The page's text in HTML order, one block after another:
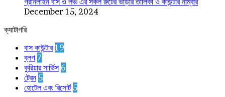
December 15, 2024
ক্যাটাগরি
বাস কাউন্টার 19
ব্লগ 7
কুরিয়ার সার্ভিস 6
ট্রেন 5
হোটেল এবং রিসোর্ট 5